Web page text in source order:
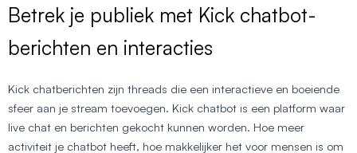
Betrek je publiek met Kick chatbot-
berichten en interacties
Kick chatberichten zijn threads die een interactieve en boeiende
sfeer aan je stream toevoegen. Kick chatbot is een platform waar
live chat en berichten gekocht kunnen worden. Hoe meer
activiteit je chatbot heeft, hoe makkelijker het voor mensen is om